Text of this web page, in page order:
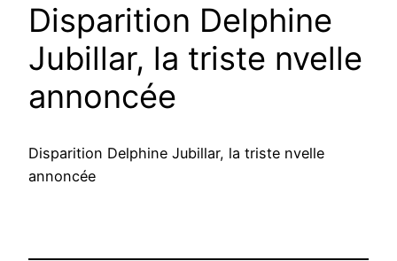
Disparition Delphine
Jubillar, la triste nvelle
annoncée
Disparition Delphine Jubillar, la triste nvelle
annoncée